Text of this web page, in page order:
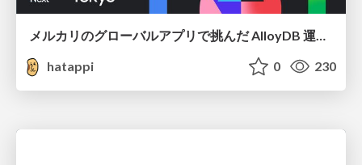
メルカリのグローバルアプリで挑んだ AlloyDB 運用と課題解決の実践記
hatappi
0 230